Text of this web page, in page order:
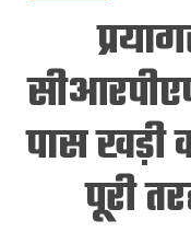
पास खड़ी
पूरी